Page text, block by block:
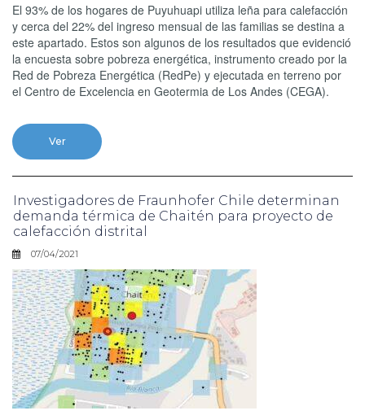
El 93% de los hogares de Puyuhuapi utiliza leña para calefacción
y cerca del 22% del ingreso mensual de las familias se destina a
este apartado. Estos son algunos de los resultados que evidenció
la encuesta sobre pobreza energética, instrumento creado por la
Red de Pobreza Energética (RedPe) y ejecutada en terreno por
el Centro de Excelencia en Geotermia de Los Andes (CEGA).
Ver
Investigadores de Fraunhofer Chile determinan
demanda térmica de Chaitén para proyecto de
calefacción distrital
07/04/2021